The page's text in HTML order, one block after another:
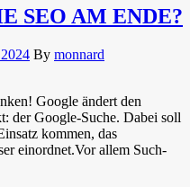
SEO AM ENDE?
By monnard
Google ändert den
der Google-Suche. Dabei soll
kommen, das
einordnet.Vor allem Such-